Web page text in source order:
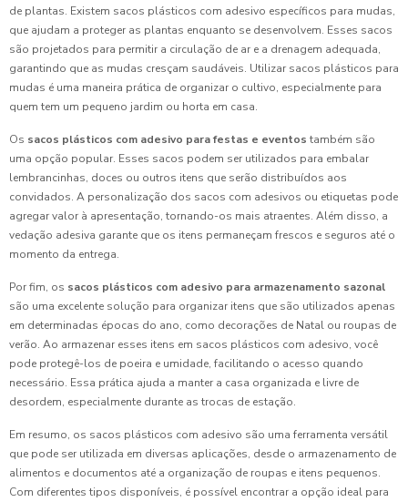
de plantas. Existem sacos plásticos com adesivo específicos para mudas,
que ajudam a proteger as plantas enquanto se desenvolvem. Esses sacos
são projetados para permitir a circulação de ar e a drenagem adequada,
garantindo que as mudas cresçam saudáveis. Utilizar sacos plásticos para
mudas é uma maneira prática de organizar o cultivo, especialmente para
quem tem um pequeno jardim ou horta em casa.
Os sacos plásticos com adesivo para festas e eventos também são
uma opção popular. Esses sacos podem ser utilizados para embalar
lembrancinhas, doces ou outros itens que serão distribuídos aos
convidados. A personalização dos sacos com adesivos ou etiquetas pode
agregar valor à apresentação, tornando-os mais atraentes. Além disso, a
vedação adesiva garante que os itens permaneçam frescos e seguros até o
momento da entrega.
Por fim, os sacos plásticos com adesivo para armazenamento sazonal
são uma excelente solução para organizar itens que são utilizados apenas
em determinadas épocas do ano, como decorações de Natal ou roupas de
verão. Ao armazenar esses itens em sacos plásticos com adesivo, você
pode protegê-los de poeira e umidade, facilitando o acesso quando
necessário. Essa prática ajuda a manter a casa organizada e livre de
desordem, especialmente durante as trocas de estação.
Em resumo, os sacos plásticos com adesivo são uma ferramenta versátil
que pode ser utilizada em diversas aplicações, desde o armazenamento de
alimentos e documentos até a organização de roupas e itens pequenos.
Com diferentes tipos disponíveis, é possível encontrar a opção ideal para